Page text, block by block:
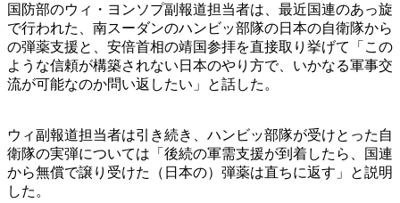
国防部のウィ・ヨンソプ副報道担当者は、最近国連のあっ旋
で行われた、南スーダンのハンビッ部隊の日本の自衛隊から
の弾薬支援と、安倍首相の靖国参拝を直接取り挙げて「この
ような信頼が構築されない日本のやり方で、いかなる軍事交
流が可能なのか問い返したい」と話した。
ウィ副報道担当者は引き続き、ハンビッ部隊が受けとった自
衛隊の実弾については「後続の軍需支援が到着したら、国連
から無償で譲り受けた（日本の）弾薬は直ちに返す」と説明
した。